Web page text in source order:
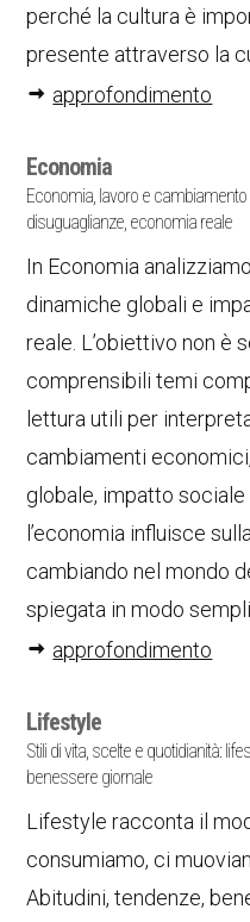
perché la cultura è
presente attraverso la
approfondimento
Economia
Economia, lavoro e
disuguaglianze, economia reale
In Economia
dinamiche globali e
reale. L’obiettivo non è
comprensibili temi
lettura utili per
cambiamenti
globale, impatto sociale
l’economia influisce
cambiando nel mondo
spiegata in modo
approfondimento
Lifestyle
Stili di vita, scelte e quotidianità:
benessere giornale
Lifestyle racconta il
consumiamo, ci
Abitudini, tendenze,